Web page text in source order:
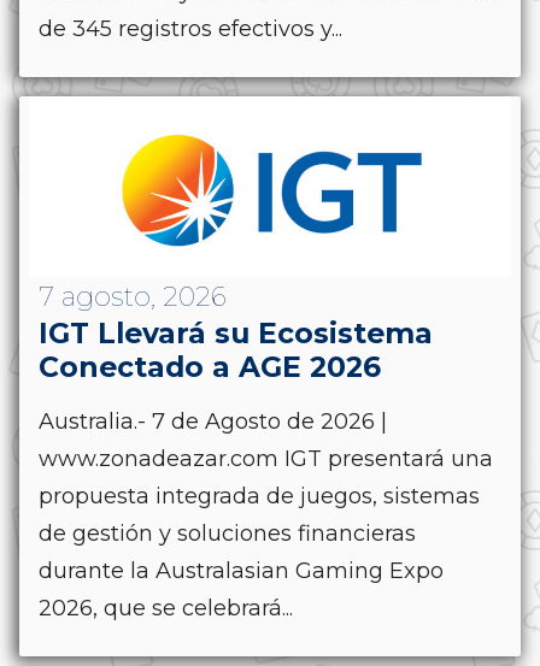
de 345 registros efectivos y...
7 agosto, 2026
IGT Llevará su Ecosistema
Conectado a AGE 2026
Australia.- 7 de Agosto de 2026 |
www.zonadeazar.com IGT presentará una
propuesta integrada de juegos, sistemas
de gestión y soluciones financieras
durante la Australasian Gaming Expo
2026, que se celebrará...